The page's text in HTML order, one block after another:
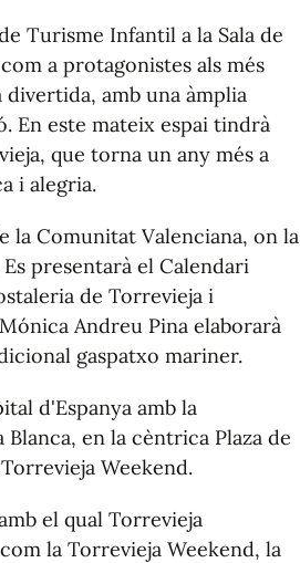
Turisme Infantil a la Sala de
a protagonistes als més
amb una àmplia
En este mateix espai tindrà
que torna un any més a
i alegria.
la Comunitat Valenciana, on la
presentarà el Calendari
de Torrevieja i
Andreu Pina elaborarà
gaspatxo mariner.
d'Espanya amb la
en la cèntrica Plaza de
Weekend.
el qual Torrevieja
la Torrevieja Weekend, la